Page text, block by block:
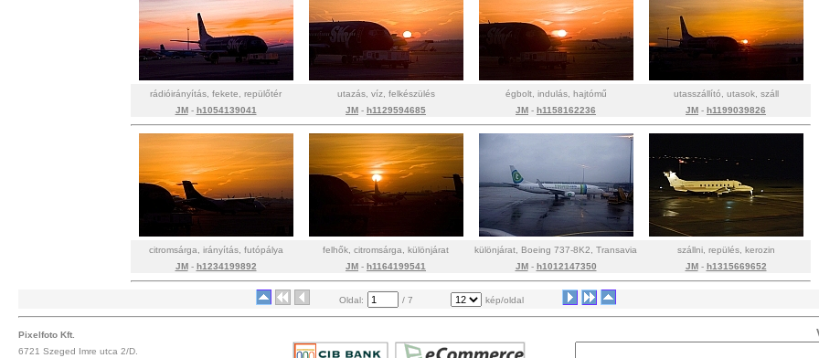
rádióirányítás, fekete, repülőtér
JM- h1054139041
utazás, víz, felkészülés
JM - h1129594685
égbolt, indulás, hajtómű
JM - h1158162236
utasszállító, utasok, száll
JM - h1199039826
citromsárga, irányítás, futópálya
JM- h1234199892
felhők, citromsárga, különjárat
JM - h1164199541
különjárat, Boeing 737-8K2, Transavia
JM- h1012147350
szállni, repülés, kerozin
JM- h1315669652
Oldal: / 7 kép/oldal
Pixelfoto Kft.
6721 Szeged Imre utca 2/D.